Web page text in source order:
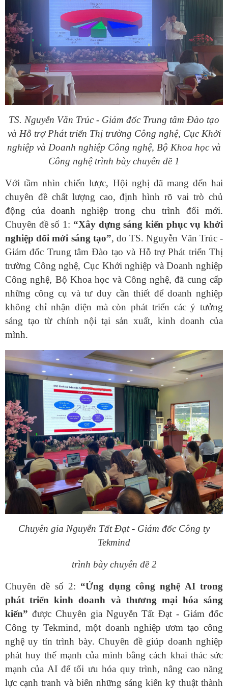
TS. Nguyễn Văn Trúc - Giám đốc Trung tâm Đào tạo
và Hỗ trợ Phát triển Thị trường Công nghệ, Cục Khởi
nghiệp và Doanh nghiệp Công nghệ, Bộ Khoa học và
Công nghệ trình bày chuyên đề 1
Với tầm nhìn chiến lược, Hội nghị đã mang đến hai
chuyên đề chất lượng cao, định hình rõ vai trò chủ
động của doanh nghiệp trong chu trình đổi mới.
Chuyên đề số 1: “Xây dựng sáng kiến phục vụ khởi
nghiệp đổi mới sáng tạo”, do TS. Nguyễn Văn Trúc -
Giám đốc Trung tâm Đào tạo và Hỗ trợ Phát triển Thị
trường Công nghệ, Cục Khởi nghiệp và Doanh nghiệp
Công nghệ, Bộ Khoa học và Công nghệ, đã cung cấp
những công cụ và tư duy cần thiết để doanh nghiệp
không chỉ nhận diện mà còn phát triển các ý tưởng
sáng tạo từ chính nội tại sản xuất, kinh doanh của
mình.
Chuyên gia Nguyễn Tất Đạt - Giám đốc Công ty
Tekmind
trình bày chuyên đề 2
Chuyên đề số 2: “Ứng dụng công nghệ AI trong
phát triển kinh doanh và thương mại hóa sáng
kiến” được Chuyên gia Nguyễn Tất Đạt - Giám đốc
Công ty Tekmind, một doanh nghiệp ươm tạo công
nghệ uy tín trình bày. Chuyên đề giúp doanh nghiệp
phát huy thế mạnh của mình bằng cách khai thác sức
mạnh của AI để tối ưu hóa quy trình, nâng cao năng
lực cạnh tranh và biến những sáng kiến kỹ thuật thành